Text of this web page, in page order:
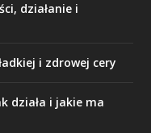
działanie i
i zdrowej cery
działa i jakie ma